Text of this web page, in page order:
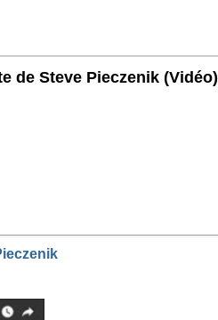
de Steve Pieczenik (Vidéo)